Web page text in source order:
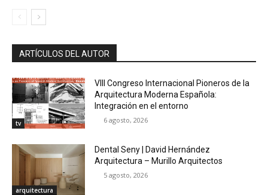
ARTÍCULOS DEL AUTOR
tv
VIII Congreso Internacional Pioneros de la
Arquitectura Moderna Española:
Integración en el entorno
6 agosto, 2026
arquitectura
Dental Seny | David Hernández
Arquitectura – Murillo Arquitectos
5 agosto, 2026